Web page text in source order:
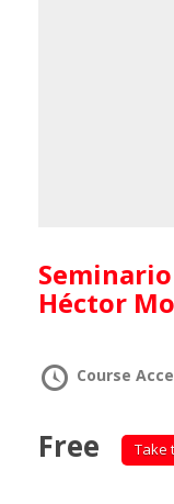
Seminario de investigación –
Héctor
Course
Free Take